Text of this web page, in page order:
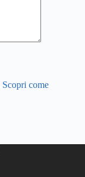
Scopri come